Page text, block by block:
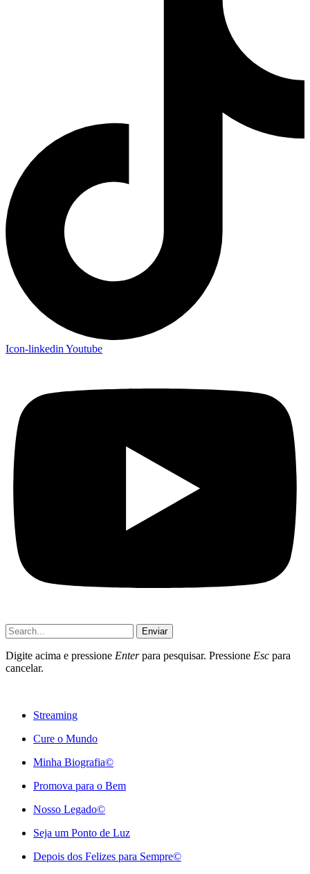
Icon-linkedin Youtube
Enviar
Digite acima e pressione Enterpara pesquisar. Pressione Esc para
cancelar.
Streaming
Cure o Mundo
Minha Biografia©
Promova para o Bem
Nosso Legado©
Seja um Ponto de Luz
Depois dos Felizes para Sempre©️